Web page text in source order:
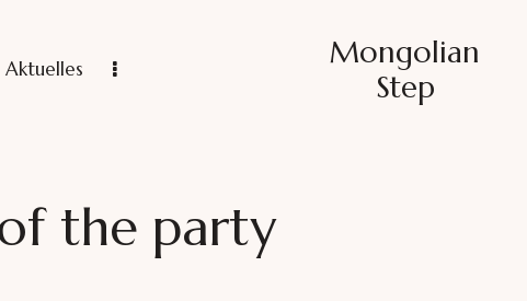
Aktuelles
Mongolian
Step
of the party